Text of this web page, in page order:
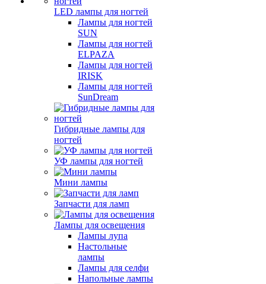
LED лампы для ногтей
Лампы для ногтей
SUN
Лампы для ногтей
ELPAZA
Лампы для ногтей
IRISK
Лампы для ногтей
SunDream
Гибридные лампы для
ногтей
УФ лампы для ногтей
Мини лампы
Запчасти для ламп
Лампы для освещения
Лампы лупа
Настольные
лампы
Лампы для селфи
Напольные лампы